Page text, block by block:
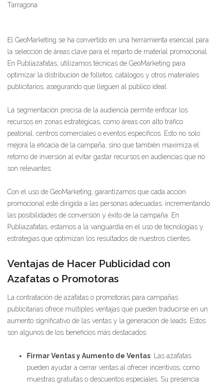
Tarragona
El GeoMarketing se ha convertido en una herramienta esencial para
la selección de áreas clave para el reparto de material promocional.
En Publiazafatas, utilizamos técnicas de GeoMarketing para
optimizar la distribución de folletos, catálogos y otros materiales
publicitarios, asegurando que lleguen al público ideal.
La segmentación precisa de la audiencia permite enfocar los
recursos en zonas estratégicas, como áreas con alto tráfico
peatonal, centros comerciales o eventos específicos. Esto no solo
mejora la eficacia de la campaña, sino que también maximiza el
retorno de inversión al evitar gastar recursos en audiencias que no
son relevantes.
Con el uso de GeoMarketing, garantizamos que cada acción
promocional esté dirigida a las personas adecuadas, incrementando
las posibilidades de conversión y éxito de la campaña. En
Publiazafatas, estamos a la vanguardia en el uso de tecnologías y
estrategias que optimizan los resultados de nuestros clientes.
Ventajas de Hacer Publicidad con
Azafatas o Promotoras
La contratación de azafatas o promotoras para campañas
publicitarias ofrece múltiples ventajas que pueden traducirse en un
aumento significativo de las ventas y la generación de leads. Estos
son algunos de los beneficios más destacados:
Firmar Ventas y Aumento de Ventas: Las azafatas
pueden ayudar a cerrar ventas al ofrecer incentivos, como
muestras gratuitas o descuentos especiales. Su presencia